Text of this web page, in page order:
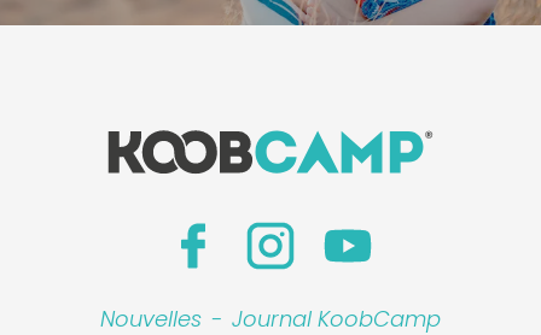
Nouvelles - Journal KoobCamp